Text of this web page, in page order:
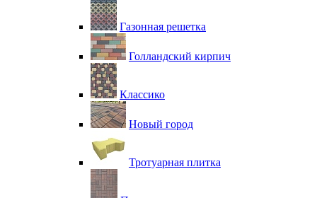
Газонная решетка
Голландский кирпич
Классико
Новый город
Тротуарная плитка